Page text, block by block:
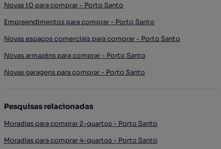
Novas t0 para comprar - Porto Santo
Empreendimentos para comprar - Porto Santo
Novas espaços comerciais para comprar - Porto Santo
Novas armazéns para comprar - Porto Santo
Novas garagens para comprar - Porto Santo
Pesquisas relacionadas
Moradias para comprar 2-quartos - Porto Santo
Moradias para comprar 4-quartos - Porto Santo